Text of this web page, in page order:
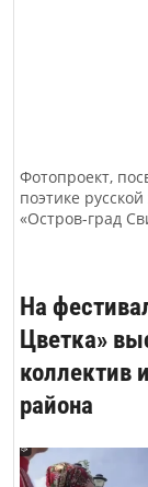
Фотопроект,
поэтике
«Остров-град
На
Цветка»
коллектив
района